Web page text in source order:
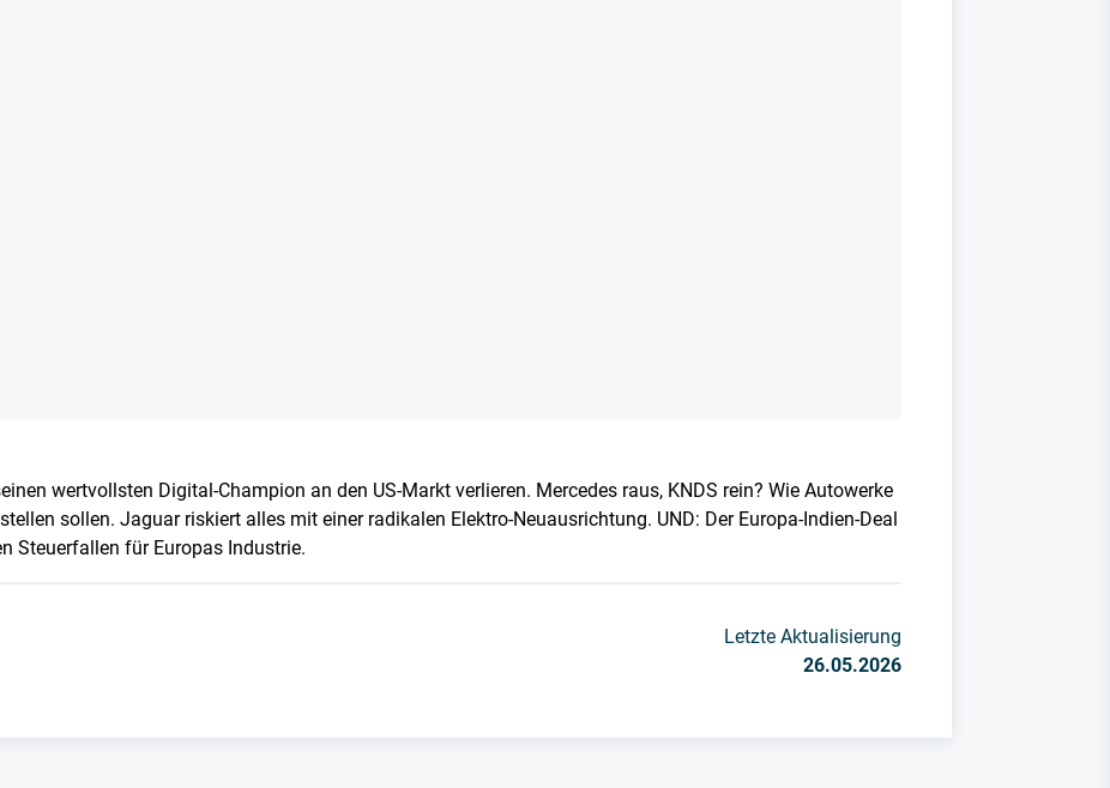
wertvollsten Digital-Champion an den US-Markt verlieren. Mercedes raus, KNDS rein? Wie Autowerke
sollen. Jaguar riskiert alles mit einer radikalen Elektro-Neuausrichtung. UND: Der Europa-Indien-Deal
Steuerfallen für Europas Industrie.
Letzte Aktualisierung
26.05.2026